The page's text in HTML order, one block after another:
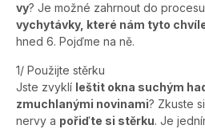
vy? Je možné zahrnout do
vychytávky, které nám tyto
hned 6. Pojďme na ně.
1/ Použijte stěrku
Jste zvyklí leštit okna suchým
zmuchlanými novinami? Zkuste
nervy a pořiďte si stěrku. Je